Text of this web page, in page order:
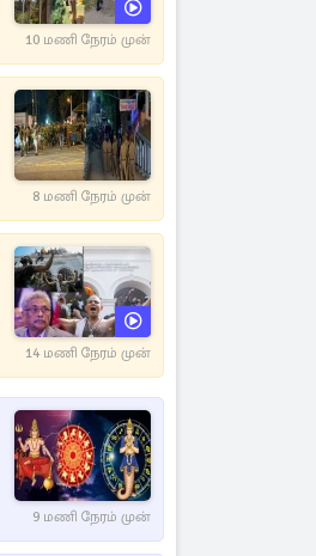
10 மணி நேரம் முன்
8 மணி நேரம் முன்
14 மணி நேரம் முன்
9 மணி நேரம் முன்